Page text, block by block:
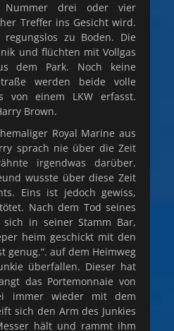
Nummer drei oder vier
Treffer ins Gesicht wird.
zu Boden. Die
und flüchten mit Vollgas
dem Park. Noch keine
werden beide volle
von einem LKW erfasst.
Brown.
Royal Marine aus
sprach nie über die Zeit
irgendwas darüber.
wusste über diese Zeit
Eins ist jedoch gewiss,
Nach dem Tod seines
in seiner Stamm Bar,
heim geschickt mit den
genug.“. auf dem Heimweg
überfallen. Dieser hat
das Portemonnaie von
immer wieder mit dem
sich den Arm des Junkies
hält und rammt ihm